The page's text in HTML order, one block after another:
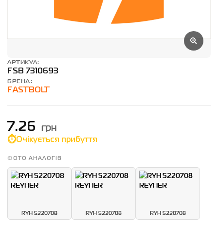
АРТИКУЛ:
FSB 7310693
БРЕНД:
FASTBOLT
7.26 грн
Очікується прибуття
ФОТО АНАЛОГІВ
RYH 5220708 RYH 5220708 RYH 5220708